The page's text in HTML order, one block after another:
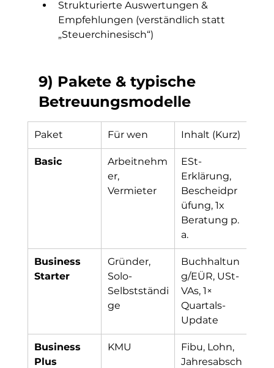
Strukturierte Auswertungen &
Empfehlungen (verständlich statt
„Steuerchinesisch“)
9) Pakete & typische
Betreuungsmodelle
Paket Für wen Inhalt (Kurz)
Basic
Arbeitnehm
er,
Vermieter
ESt-
Erklärung,
Bescheidpr
üfung, 1x
Beratung p.
a.
Business
Starter
Gründer,
Solo-
Selbstständi
ge
Buchhaltun
g/EÜR, USt-
VAs, 1×
Quartals-
Update
Business
Plus
KMU
Fibu, Lohn,
Jahresabsch